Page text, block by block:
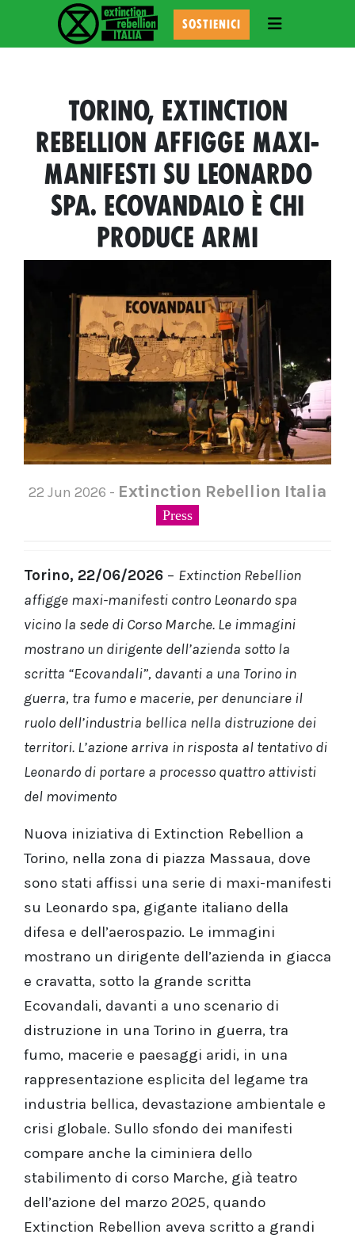
SOSTIENICI TOGGLE
TORINO, EXTINCTION
REBELLION AFFIGGE MAXI-
MANIFESTI SU LEONARDO
SPA. ECOVANDALO È CHI
PRODUCE ARMI
22 Jun 2026 - Extinction Rebellion Italia
Press
Torino, 22/06/2026 – Extinction Rebellion
affigge maxi-manifesti contro Leonardo spa
vicino la sede di Corso Marche. Le immagini
mostrano un dirigente dell’azienda sotto la
scritta “Ecovandali”, davanti a una Torino in
guerra, tra fumo e macerie, per denunciare il
ruolo dell’industria bellica nella distruzione dei
territori. L’azione arriva in risposta al tentativo di
Leonardo di portare a processo quattro attivisti
del movimento
Nuova iniziativa di Extinction Rebellion a
Torino, nella zona di piazza Massaua, dove
sono stati affissi una serie di maxi-manifesti
su Leonardo spa, gigante italiano della
difesa e dell’aerospazio. Le immagini
mostrano un dirigente dell’azienda in giacca
e cravatta, sotto la grande scritta
Ecovandali, davanti a uno scenario di
distruzione in una Torino in guerra, tra
fumo, macerie e paesaggi aridi, in una
rappresentazione esplicita del legame tra
industria bellica, devastazione ambientale e
crisi globale. Sullo sfondo dei manifesti
compare anche la ciminiera dello
stabilimento di corso Marche, già teatro
dell’azione del marzo 2025, quando
Extinction Rebellion aveva scritto a grandi